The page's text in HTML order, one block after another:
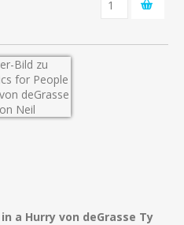
a Hurry von deGrasse Ty